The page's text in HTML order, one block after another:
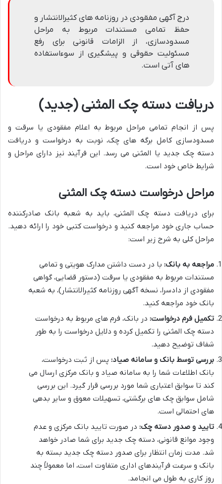
درج آگهی مفقودی در روزنامه های کثیرالانتشار و
حفظ تمامی مستندات مربوط به مراحل
مسدودسازی، از الزامات قانونی برای رفع
مسئولیت حقوقی و پیشگیری از سوءاستفاده
های آتی است.
دریافت دسته چک المثنی (جدید)
پس از انجام تمامی مراحل مربوط به اعلام مفقودی یا سرقت و
مسدودسازی کامل برگه های چک، نوبت به درخواست و دریافت
دسته چک جدید یا المثنی می رسد. این فرآیند نیز دارای مراحل و
شرایط خاص خود است.
مراحل درخواست دسته چک المثنی
برای دریافت دسته چک المثنی، باید به شعبه بانک صادرکننده
حساب جاری خود مراجعه کنید و درخواست کتبی خود را ارائه دهید.
مراحل کلی به شرح زیر است:
مراجعه به بانک: با در دست داشتن مدارک هویتی و تمامی
مستندات مربوط به مفقودی یا سرقت (دستور قضایی، گواهی
مفقودی از دادسرا، نسخه آگهی روزنامه کثیرالانتشار)، به شعبه
بانک خود مراجعه کنید.
تکمیل فرم درخواست: در بانک، فرم های مربوط به درخواست
دسته چک المثنی را تکمیل کرده و دلایل درخواست را به طور
شفاف توضیح دهید.
بررسی توسط بانک و سامانه صیاد: پس از ثبت درخواست،
بانک اطلاعات شما را به سامانه صیاد و بانک مرکزی ارسال می
کند تا سوابق اعتباری شما مورد بررسی قرار گیرد. این بررسی
شامل سوابق چک های برگشتی، تسهیلات معوق و سایر بدهی
های احتمالی است.
تایید و صدور دسته چک: در صورت تایید بانک مرکزی و عدم
وجود موانع قانونی، دسته چک جدید برای شما صادر خواهد
شد. مدت زمان انتظار برای صدور دسته چک جدید بسته به
بانک و سرعت فرآیندهای اداری متفاوت است، اما معمولاً چند
روز کاری به طول می انجامد.